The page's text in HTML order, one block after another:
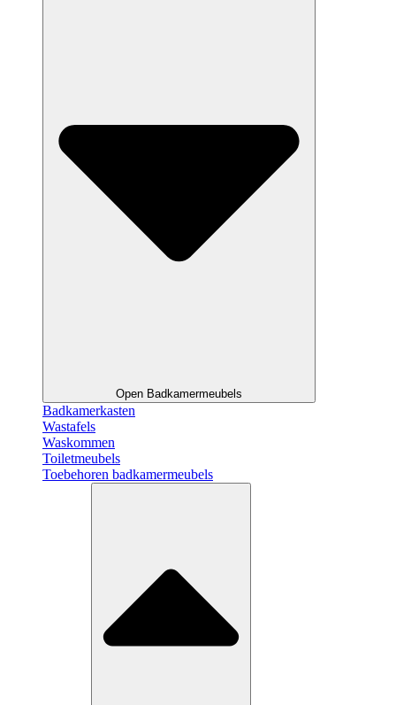
Open Badkamermeubels
Badkamerkasten
Wastafels
Waskommen
Toiletmeubels
Toebehoren badkamermeubels